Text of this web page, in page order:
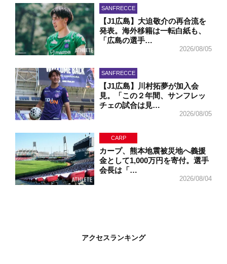
SANFRECCE
【J1広島】大迫敬介の再合流を
発表。海外移籍は一転白紙も、
「広島の選手…
2026/08/05
SANFRECCE
【J1広島】川村拓夢が加入会
見。「この２年間、サンフレッ
チェの試合は見…
2026/08/05
CARP
カープ、熊本地震被災地へ義援
金として1,000万円を寄付。選手
会長は「…
2026/08/04
アクセスランキング